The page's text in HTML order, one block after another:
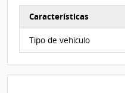
Características
Tipo de vehiculo